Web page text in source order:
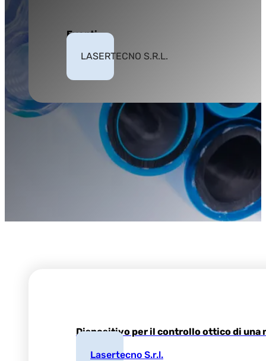
Eventi
LASERTECNO S.R.L.
Dispositivo per il controllo ottico di una
Lasertecno S.r.l.